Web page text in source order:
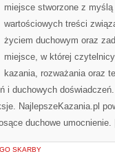
miejsce stworzone z
wartościowych treści
życiem duchowym oraz
miejsce, w której
kazania, rozważania oraz
i duchowych
NajlepszeKazania.pl
duchowe
SKARBY